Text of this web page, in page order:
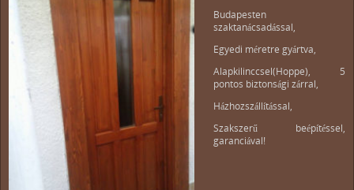
Budapesten
szaktanácsadással,
Egyedi méretre gyártva,
Alapkilinccsel(Hoppe), 5
pontos biztonsági zárral,
Házhozszállítással,
Szakszerű beépítéssel,
garanciával!